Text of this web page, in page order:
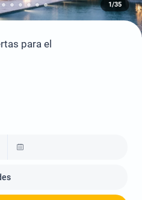
1/35
para el